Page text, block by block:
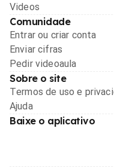
Videos
Comunidade
Entrar ou criar conta
Enviar cifras
Pedir videoaula
Sobre o site
Termos de uso e
Ajuda
Baixe o aplicativo